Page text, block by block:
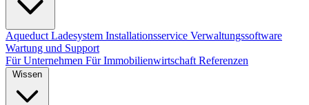
Aqueduct Ladesystem Installationsservice Verwaltungssoftware
Wartung und Support
Für Unternehmen Für Immobilienwirtschaft Referenzen